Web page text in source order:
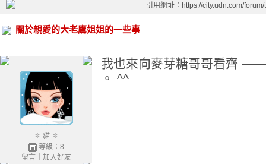
引用網址：https://city.udn.com/
關於親愛的大老鷹姐姐的一些事
✽ 貓 ✽
等級：8
留言｜ 加入好友
我也來向麥芽糖哥哥看齊
。 ^^